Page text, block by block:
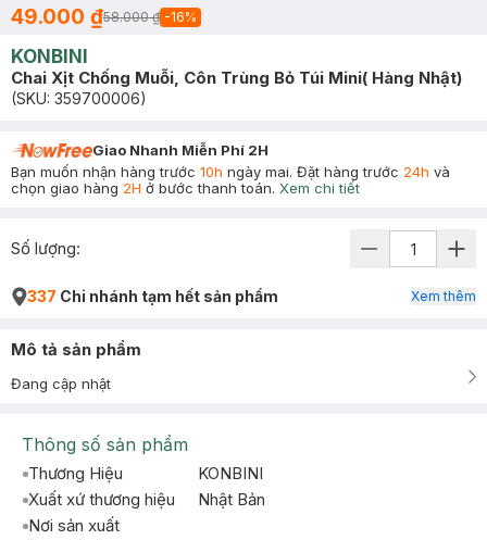
49.000 ₫58.000 ₫ -16%
KONBINI
Chai Xịt Chống Muỗi, Côn Trùng Bỏ Túi Mini( Hàng Nhật)
(SKU: 359700006)
Giao Nhanh Miễn Phí 2H
Bạn muốn nhận hàng trước 10h ngày mai. Đặt hàng trước 24h và
chọn giao hàng 2H ở bước thanh toán. Xem chi tiết
Số lượng:
337 Chi nhánh tạm hết sản phẩm Xem thêm
Mô tả sản phẩm
Đang cập nhật
Thông số sản phẩm
Thương Hiệu
KONBINI
Xuất xứ thương hiệu
Nhật Bản
Nơi sản xuất